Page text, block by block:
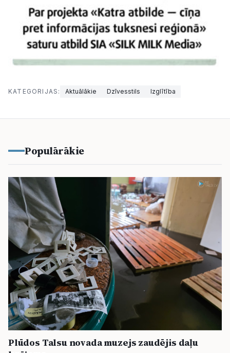
KATEGORIJAS: Aktuālākie Dzīvesstils Izglītība
Populārākie
Plūdos Talsu novada muzejs zaudējis daļu